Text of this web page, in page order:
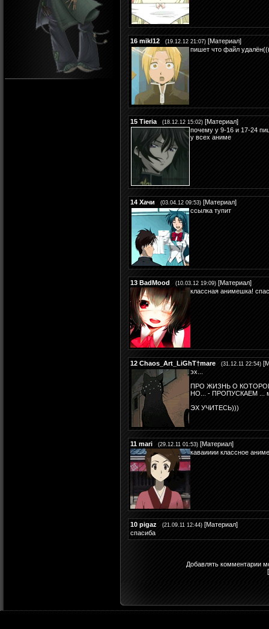
16 mikl12 (19.12.12 21:07) [Материал]
пишет что файл
15 Tieria (18.12.12 15:02) [Материал]
почему у 9-16 и 17-24
у всех аниме
14 Хачи (03.04.12 09:53) [Материал]
ссылка тупит
13 BadMood (10.03.12 19:09) [Материал]
классная анимешка!
12 Chaos_Art_LiGhT†mare (31.12.11 22:54) [
эх...
ПРО ЖИЗНЬ О
НО... - ПРОПУСКАЕМ ...
ЭХ УЧИТЕСЬ)))
11 mari (29.12.11 01:53) [Материал]
каваииии классное
10 pigaz (21.09.11 12:44) [Материал]
спасиба
Добавлять комментарии